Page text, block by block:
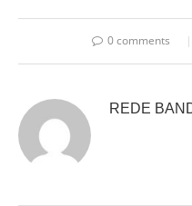
0 comments
REDE